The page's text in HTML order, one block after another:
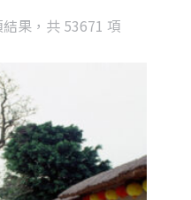
果，共 53671 項